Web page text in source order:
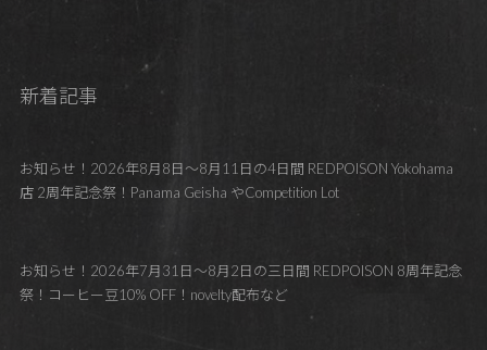
新着記事
お知らせ！2026年8月8日～8月11日の4日間 REDPOISON Yokohama
店 2周年記念祭！Panama Geisha やCompetition Lot
お知らせ！2026年7月31日～8月2日の三日間 REDPOISON 8周年記念
祭！コーヒー豆10% OFF！novelty配布など